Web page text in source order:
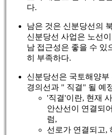
다.
남은 것은 신분당선의
신분당선 사업은 노선
남 접근성은 좋을 수 있
히 부족하다.
신분당선은 국토해양
경의선과 " 직결" 될 예
'직결'이란, 현재
안산선이 연결되
럼,
선로가 연결되고,